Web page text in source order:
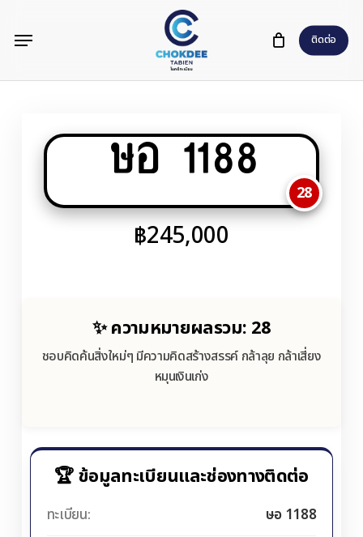
content
ติดต่อ
Menu
ษอ 1188
28
฿245,000
✨ ความหมายผลรวม: 28
ชอบคิดค้นสิ่งใหม่ๆ มีความคิดสร้างสรรค์ กล้าลุย กล้าเสี่ยง
หมุนเงินเก่ง
🏆 ข้อมูลทะเบียนและช่องทางติดต่อ
ทะเบียน:
ษอ 1188